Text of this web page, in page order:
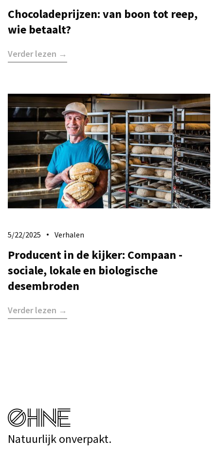
Chocoladeprijzen: van boon tot reep,
wie betaalt?
Verder lezen →
5/22/2025 Verhalen
Producent in de kijker: Compaan -
sociale, lokale en biologische
desembroden
Verder lezen →
Natuurlijk onverpakt.